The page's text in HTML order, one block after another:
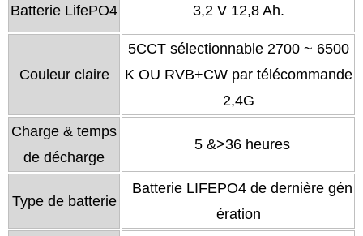
Batterie LifePO4 3,2 V 12,8 Ah.
Couleur claire
5CCT sélectionnable 2700 ~ 6500
K OU RVB+CW par télécommande
2,4G
Charge & temps
de décharge
5 &>36 heures
Type de batterie
Batterie LIFEPO4 de dernière gén
ération